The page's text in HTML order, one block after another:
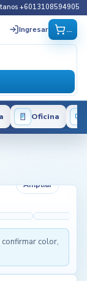
+6013108594905
Ingresar ...
Oficina
Ampliar
confirmar color,